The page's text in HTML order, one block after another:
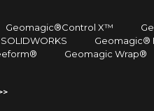
Geomagic®Control X™
Geomagic®
Geomagic Wrap®